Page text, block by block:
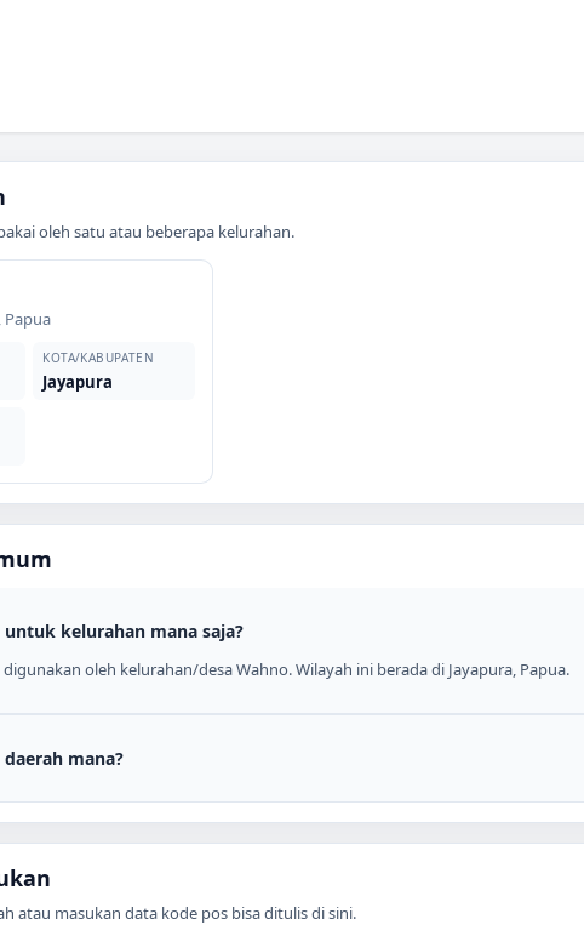
oleh satu atau beberapa kelurahan.
, Papua
KOTA/KABUPATEN
Jayapura
untuk kelurahan mana saja?
digunakan oleh kelurahan/desa Wahno. Wilayah ini berada di Jayapura, Papua.
daerah mana?
atau masukan data kode pos bisa ditulis di sini.